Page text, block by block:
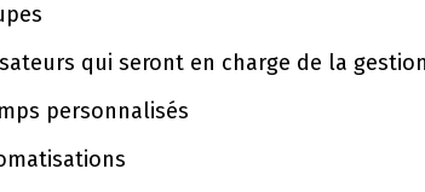
qui seront en charge de la
personnalisés